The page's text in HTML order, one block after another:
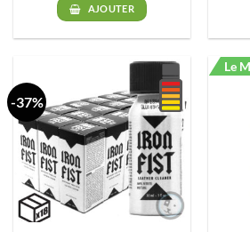
AJOUTER
-37%
Le